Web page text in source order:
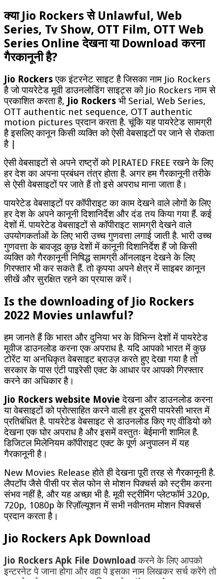
क्या Jio Rockers से Unlawful, Web
Series, Tv Show, OTT Film, OTT Web
Series Online देखना या Download करना
गैरकानूनी है?
Jio Rockersएक इंटरनेट साइट है जिसका नाम Jio Rockers
है जो पायरेटेड मूवी डाउनलोडिंग साइट्स को Jio Rockers नाम से
प्रकाशित करता है,
Jio Rockers भी Serial, Web Series,
OTT authentic net sequence, OTT authentic
motion pictures प्रदान करता है. चूंकि यह पायरेटेड सामग्री
है इसलिए कानून किसी व्यक्ति को ऐसी वेबसाइटों पर जाने से रोकता
है |
ऐसी वेबसाइटों से अपने राष्ट्रों को PIRATED FREE रखने के लिए
हर देश का अपना प्रबंधन तंत्र होता है. अगर हम गैरकानूनी तरीके
से ऐसी वेबसाइटों पर जाते हैं तो इसे अपराध माना जाता है।
पायरेटेड वेबसाइटों पर कॉपीराइट का काम देखने वाले लोगों के लिए
हर देश के अपने कानूनी दिशानिर्देश और दंड तय किया गया हैं. कई
देशों में. पायरेटेड वेबसाइटों से कॉपीराइट सामग्री देखने वाले
उपयोगकर्ताओं के लिए भारी उच्च गुणवत्ता लगाई जाती है. भारी उच्च
गुणवत्ता के बावजूद कुछ देशों में कानूनी दिशानिर्देश हैं जो किसी
व्यक्ति को गैरकानूनी निषिद्ध सामग्री ऑनलाइन देखने के लिए
गिरफ्तार भी कर सकते हैं. तो कृपया अपने क्षेत्र में साइबर कानून
सीखें और सुरक्षित रहने का प्रयास करें।
Is the downloading of Jio Rockers
2022 Movies unlawful?
हम जानते हैं कि भारत और दुनिया भर के विभिन्न देशों में पायरेटेड
मूवीज डाउनलोड करना एक अपराध है. यदि आपको भारत में कुछ
टोरेंट या अनधिकृत वेबसाइट ब्राउज़ करते हुए देखा गया है तो
सरकार के पास एंटी पाइरेसी एक्ट के आधार पर आपको गिरफ्तार
करने का अधिकार है।
Jio Rockers website Movie देखना और डाउनलोड करना
या वेबसाइटों को प्रोत्साहित करने वाली हर दूसरी पायरेसी भारत में
प्रतिबंधित है. पायरेटेड वेबसाइट से डाउनलोड किए गए वीडियो को
देखना एक घोर अपराध है और इसमें वस्तुतः बेईमानी शामिल है.
डिजिटल मिलेनियम कॉपीराइट एक्ट के पूर्ण अनुपालन में यह
गैरकानूनी है।
New Movies Release होते ही देखना पूरी तरह से गैरकानूनी है.
लैपटॉप जैसे पीसी पर सेल फोन से मोशन पिक्चर्स को स्ट्रीम करना
संभव नहीं है, और यह अच्छा भी है. मूवी स्ट्रीमिंग प्लेटफॉर्म 320p,
720p, 1080p के रिज़ॉल्यूशन में सभी नवीनतम मोशन पिक्चर्स
प्रदान करता है।
Jio Rockers Apk Download
Jio Rockers Apk File Download करने के लिए आपको
इन्टरनेट पे जाना होगा और वहा पे इसका नाम लिखकर सर्च करेंगे तो